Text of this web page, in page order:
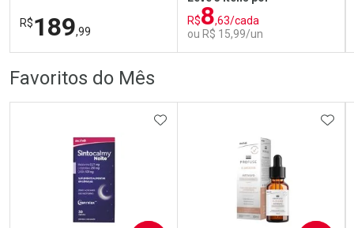
R$189,99
Por Menos
R$8,63/cada
ou R$ 15,99/un
Por Menos
Favoritos do Mês
ADICIONAR AOS FAVORITOS